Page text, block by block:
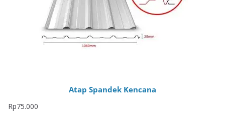
Atap Spandek Kencana
Rp75.000